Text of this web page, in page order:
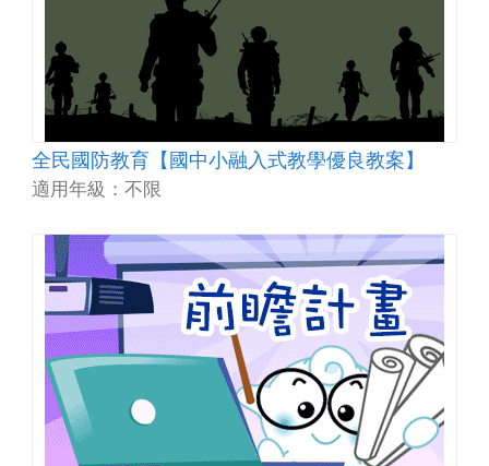
全民國防教育【國中小融入式教學優良教案】
適用年級：不限